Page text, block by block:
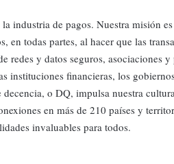
industria de pagos. Nuestra misión
todas partes, al hacer que las
redes y datos seguros, asociaciones y
instituciones financieras, los
o DQ, impulsa nuestra
en más de 210 países y
invaluables para todos.